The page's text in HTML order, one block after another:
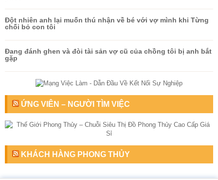
Đột nhiên anh lại muốn thú nhận về bé với vợ mình khi Từng
chối bỏ con tôi
Đang đánh ghen và đòi tài sản vợ cũ của chồng tôi bị anh bắt
gặp
ỨNG VIÊN – NGƯỜI TÌM VIỆC
KHÁCH HÀNG PHONG THỦY